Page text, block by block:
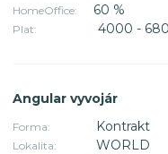
HomeOffice: 60 %
Plat: 4000 -
Angular vyvojár
Forma: Kontrakt
Lokalita: WORLD